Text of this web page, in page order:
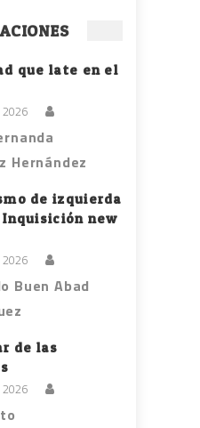
que late en el
Hernández
de izquierda
new
Buen Abad
de las